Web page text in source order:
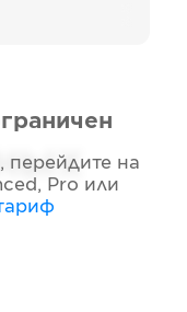
перейдите на
Pro или